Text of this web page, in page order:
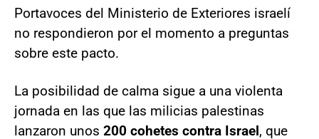
Portavoces del Ministerio de Exteriores israelí
no respondieron por el momento a preguntas
sobre este pacto.
La posibilidad de calma sigue a una violenta
jornada en las que las milicias palestinas
lanzaron unos 200 cohetes contra Israel, que